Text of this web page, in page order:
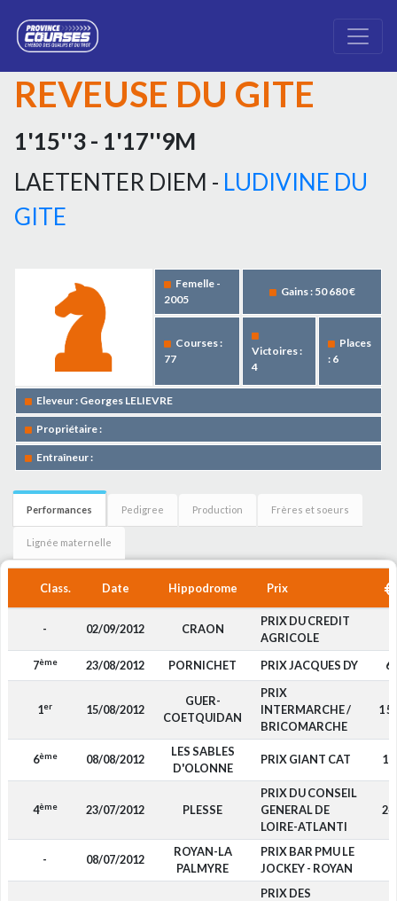
REVEUSE DU GITE
1'15''3 - 1'17''9M
LAETENTER DIEM - LUDIVINE DU
GITE
Femelle -
2005
Gains : 50 680 €
Courses :
77
Victoires :
4
Places
: 6
Eleveur : Georges LELIEVRE
Propriétaire :
Entraîneur :
Performances Pedigree Production Frères et soeurs
Lignée maternelle
Class. Date Hippodrome Prix
- 02/09/2012 CRAON
PRIX DU CREDIT
AGRICOLE
7ème 23/08/2012 PORNICHET PRIX JACQUES DY 60
1er 15/08/2012
GUER-
COETQUIDAN
PRIX
INTERMARCHE /
BRICOMARCHE
1
6ème 08/08/2012
LES SABLES
D'OLONNE
PRIX GIANT CAT
4ème 23/07/2012 PLESSE
PRIX DU CONSEIL
GENERAL DE
LOIRE-ATLANTI
- 08/07/2012
ROYAN-LA
PALMYRE
PRIX BAR PMU LE
JOCKEY - ROYAN
PRIX DES